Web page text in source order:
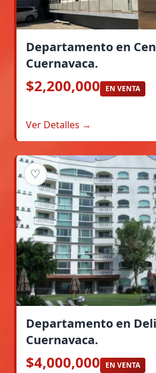
Departamento en
Cuernavaca.
$2,200,000 EN VENTA
Ver Detalles →
♡
Departamento en
Cuernavaca.
$4,000,000 EN VENTA